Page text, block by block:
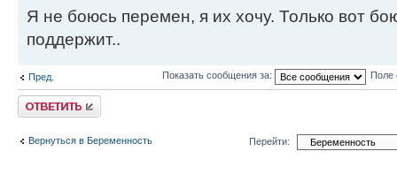
Я не боюсь перемен, я их хочу. Только вот
поддержит..
Пред. Показать сообщения за: Поле
Ответить
Вернуться в Беременность Перейти: